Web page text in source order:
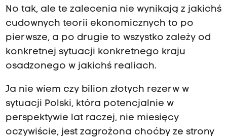
No tak, ale te zalecenia nie wynikają z jakichś
cudownych teorii ekonomicznych to po
pierwsze, a po drugie to wszystko zależy od
konkretnej sytuacji konkretnego kraju
osadzonego w jakichś realiach.
Ja nie wiem czy bilion złotych rezerw w
sytuacji Polski, która potencjalnie w
perspektywie lat raczej, nie miesięcy
oczywiście, jest zagrożona choćby ze strony